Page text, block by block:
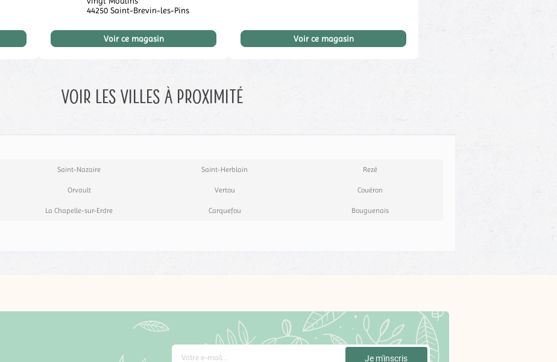
44250Saint-Brevin-les-Pins
Voir ce magasin Voir ce magasin
Voir les villes à proximité
Saint-Nazaire Saint-Herblain Rezé
Orvault Vertou Couëron
La Chapelle-sur-Erdre Carquefou Bouguenais